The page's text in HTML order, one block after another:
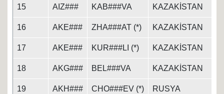
15 AIZ### KAB###VA KAZAKİSTAN
16 AKE### ZHA###AT (*) KAZAKİSTAN
17 AKE### KUR###LI (*) KAZAKİSTAN
18 AKG### BEL###VA KAZAKİSTAN
19 AKH### CHO###EV (*)
RUSYA